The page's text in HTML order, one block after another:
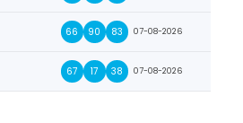
66 90 83 07-08-2026
67 17 38 07-08-2026